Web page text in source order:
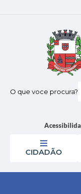
O que voce procura?
CIDADÃO